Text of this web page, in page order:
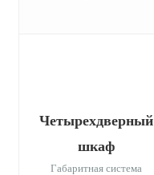
Четырехдверный
шкаф
Габаритная система